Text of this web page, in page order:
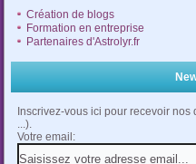
Création de blogs
Formation en entreprise
Partenaires d'Astrolyr.fr
Inscrivez-vous ici pour recevoir
...).
Votre email: